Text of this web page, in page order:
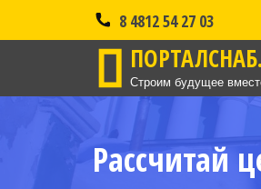
8 4812 54 27 03
Строим будущее
Рассчитай